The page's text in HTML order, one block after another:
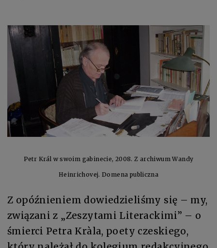
Petr Král w swoim gabinecie, 2008. Z archiwum Wandy
Heinrichovej. Domena publiczna
Z opóźnieniem dowiedzieliśmy się – my,
związani z „Zeszytami Literackimi” – o
śmierci Petra Kràla, poety czeskiego,